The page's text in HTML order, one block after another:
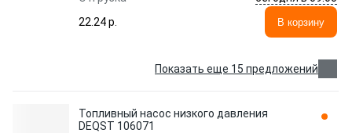
22.24 p.
В корзину
Показать еще 15 предложений
Топливный насос низкого давления
DEQST 106071